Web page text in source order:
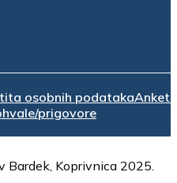
osobnih podatakaAnketa
prigovore
Bardek, Koprivnica 2025.